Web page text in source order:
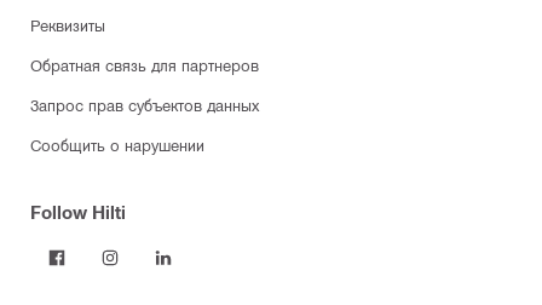
Реквизиты
Обратная связь для партнеров
Запрос прав субъектов данных
Сообщить о нарушении
Follow Hilti